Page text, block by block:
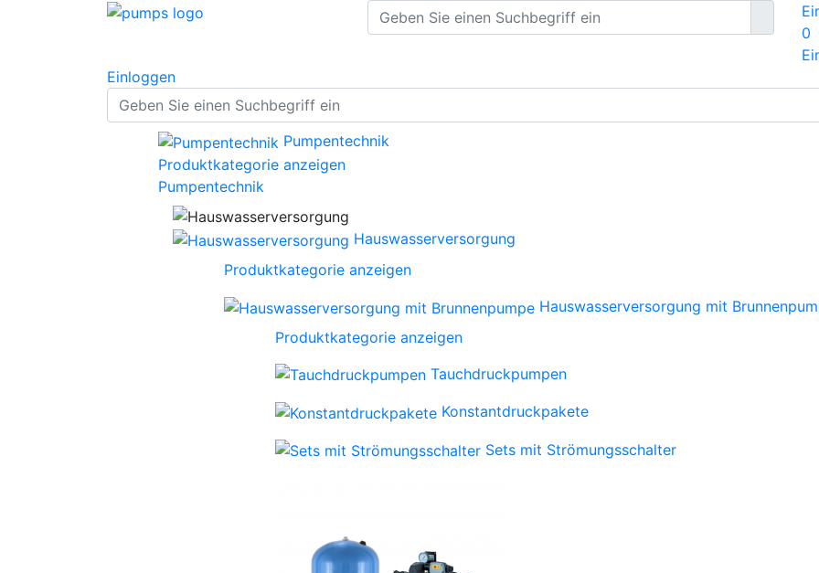
0
Einloggen
Pumpentechnik
Produktkategorie anzeigen
Pumpentechnik
Hauswasserversorgung
Produktkategorie anzeigen
Hauswasserversorgung mit
Produktkategorie anzeigen
Tauchdruckpumpen
Konstantdruckpakete
Sets mit Strömungsschalter